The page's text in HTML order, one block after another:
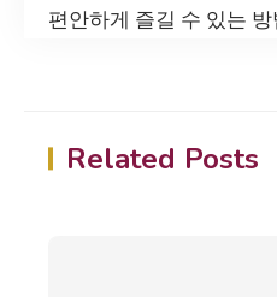
편안하게 즐길 수 있는
Related Posts